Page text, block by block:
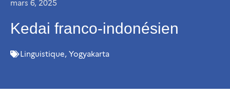
mars 6, 2025
Kedai franco-indonésien
Linguistique, Yogyakarta